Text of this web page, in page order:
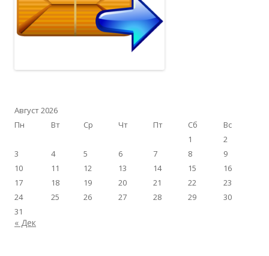
Август 2026
Пн
Вт Ср Чт Пт Сб
Вс
1
2
3
4 5 6 7 8
9
10
11 12 13 14 15
16
17
18 19 20 21 22
23
24
25 26 27 28 29
30
31
« Дек